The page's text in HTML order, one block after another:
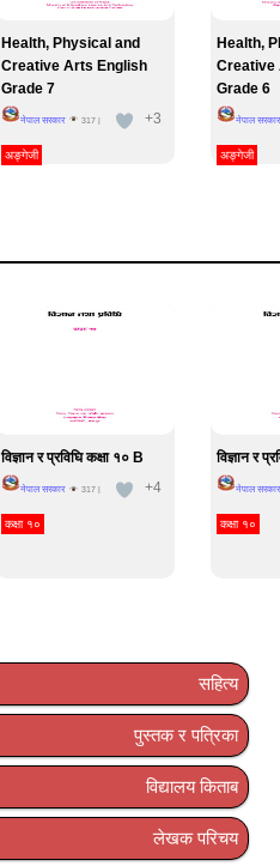
Health, Physical and
Creative Arts English
Grade 7
नेपाल सरकार 317| +3
अङ्गेजी
Health,
Creative
Grade 6
नेपाल सरकार
अङ्गेजी
विज्ञान र प्रविघि कक्षा १० B
नेपाल सरकार 317| +4
कक्षा १०
विज्ञान र
नेपाल सरकार
कक्षा १०
सहित्य
पुस्तक र पत्रिका
विद्यालय किताब
लेखक परिचय